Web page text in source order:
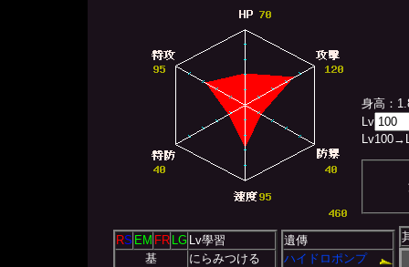
身高：
Lv
Lv100
RS EM FR LG Lv學習
基
にらみつける
遺傳
ハイドロポンプ